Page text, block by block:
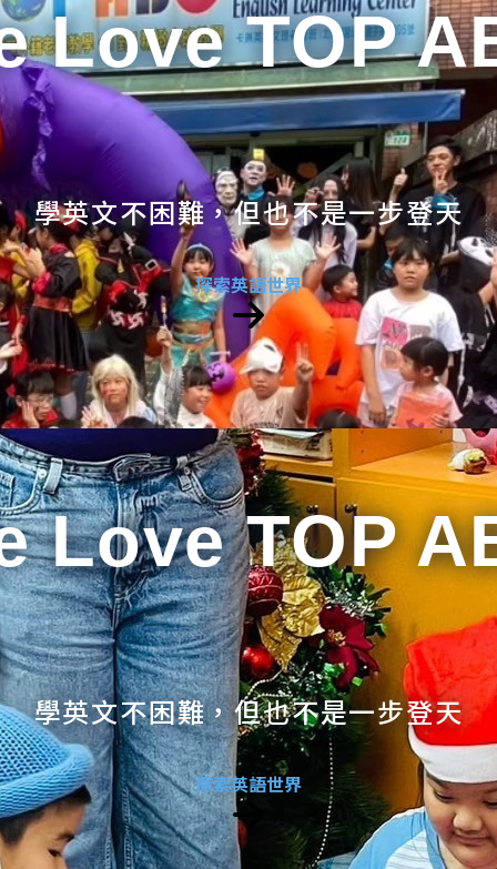
Love TOP
學英文不困難，但也不是一步登天
探索英語世界
Love TOP
學英文不困難，但也不是一步登天
探索英語世界